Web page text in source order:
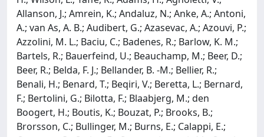
Allanson, J.; Amrein, K.; Andaluz, N.; Anke, A.; Antoni,
A.; van As, A. B.; Audibert, G.; Azasevac, A.; Azouvi, P.;
Azzolini, M. L.; Baciu, C.; Badenes, R.; Barlow, K. M.;
Bartels, R.; Bauerfeind, U.; Beauchamp, M.; Beer, D.;
Beer, R.; Belda, F. J.; Bellander, B. -M.; Bellier, R.;
Benali, H.; Benard, T.; Beqiri, V.; Beretta, L.; Bernard,
F.; Bertolini, G.; Bilotta, F.; Blaabjerg, M.; den
Boogert, H.; Boutis, K.; Bouzat, P.; Brooks, B.;
Brorsson, C.; Bullinger, M.; Burns, E.; Calappi, E.;